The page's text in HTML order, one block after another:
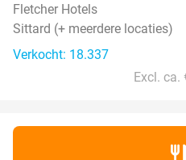
Fletcher Hotels
Sittard (+ meerdere locaties)
Verkocht: 18.337
Excl. ca.